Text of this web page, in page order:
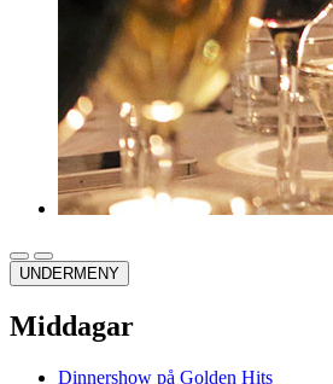
UNDERMENY
Middagar
Dinnershow på Golden Hits